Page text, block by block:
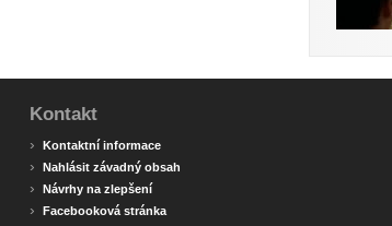
Kontakt
› Kontaktní informace
› Nahlásit závadný obsah
› Návrhy na zlepšení
› Facebooková stránka